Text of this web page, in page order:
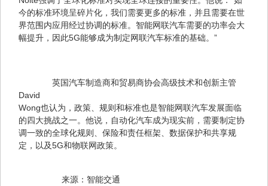
今的标准环境呈碎片化，我们需要更多的标准，并且需要在世
界范围内应用经过协调的标准。智能网联汽车需要的功率会大
幅提升，因此5G能够成为制定网联汽车标准的基础。”
英国汽车制造商和贸易商协会高级技术和创新主管
David
Wong也认为，政策、规则和标准也是智能网联汽车发展面临
的四大挑战之一。他说，自动化汽车成为现实前，需要制定协
调一致的全球化规则、保险和责任框架、数据保护和共享规
定，以及5G和物联网政策。
来源：智能交通